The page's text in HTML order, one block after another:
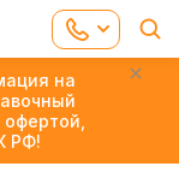
на
РФ!